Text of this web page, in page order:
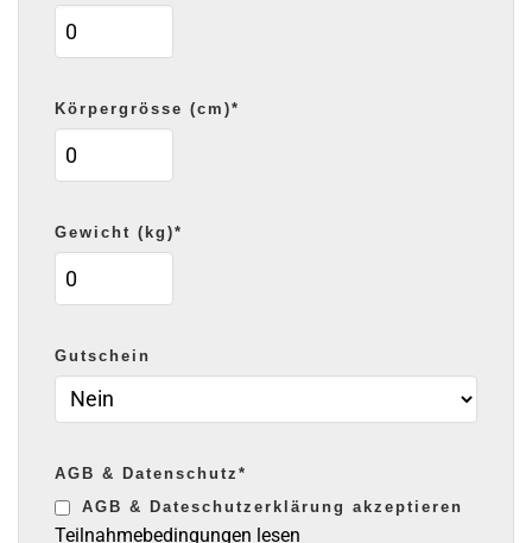
Körpergrösse (cm)*
Gewicht (kg)*
Gutschein
AGB & Datenschutz*
AGB & Dateschutz­erklärung akzeptieren
Teilnahmebedingungen lesen